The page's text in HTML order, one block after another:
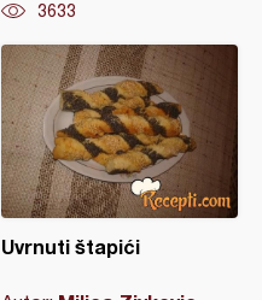
3633
Uvrnuti štapići